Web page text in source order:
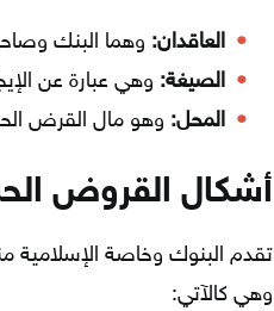
العاقدان: وهما البنك
الصيغة: وهي عبارة عن
المحل: وهو مال القرض
أشكال القروض
تقدم البنوك وخاصة الإسلامية
وهي كالآتي: